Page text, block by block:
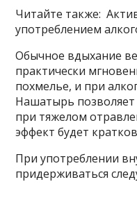
Читайте также:
употреблением
Обычное вдыхание
практически
похмелье, и при
Нашатырь позволяет
при тяжелом
эффект будет
При употреблении
придерживаться